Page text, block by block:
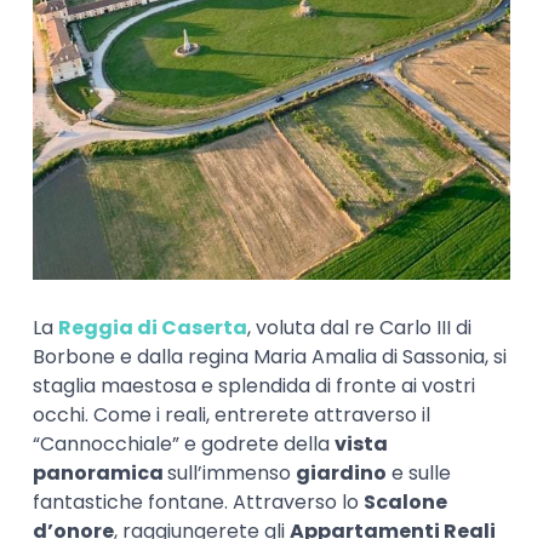
La Reggia di Caserta, voluta dal re Carlo III di
Borbone e dalla regina Maria Amalia di Sassonia, si
staglia maestosa e splendida di fronte ai vostri
occhi. Come i reali, entrerete attraverso il
“Cannocchiale” e godrete dellavista
panoramicasull’immenso giardino e sulle
fantastiche fontane. Attraverso lo Scalone
d’onore, raggiungerete gliAppartamenti Reali